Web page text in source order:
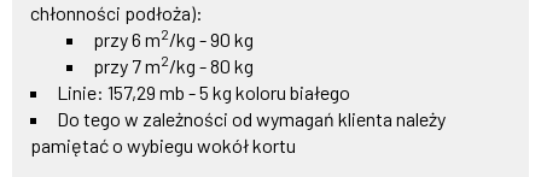
chłonności podłoża):
przy 6 m2/kg - 90 kg
przy 7 m2/kg - 80 kg
Linie: 157,29 mb - 5 kg koloru białego
Do tego w zależności od wymagań klienta należy
pamiętać o wybiegu wokół kortu